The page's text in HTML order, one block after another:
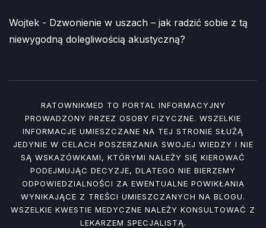
Wojtek - Dzwonienie w uszach – jak radzić sobie z tą
niewygodną dolegliwością akustyczną?
RATOWNIKMED TO PORTAL INFORMACYJNY
PROWADZONY PRZEZ OSOBY FIZYCZNE. WSZELKIE
INFORMACJE UMIESZCZANE NA TEJ STRONIE SŁUŻĄ
JEDYNIE W CELACH POSZERZANIA SWOJEJ WIEDZY I NIE
SĄ WSKAZÓWKAMI, KTÓRYMI NALEŻY SIĘ KIEROWAĆ
PODEJMUJĄC DECYZJE, DLATEGO NIE BIERZEMY
ODPOWIEDZIALNOŚCI ZA EWENTUALNE POWIKŁANIA
WYNIKAJĄCE Z TREŚCI UMIESZCZANYCH NA BLOGU.
WSZELKIE KWESTIE MEDYCZNE NALEŻY KONSULTOWAĆ Z
LEKARZEM SPECJALISTĄ.